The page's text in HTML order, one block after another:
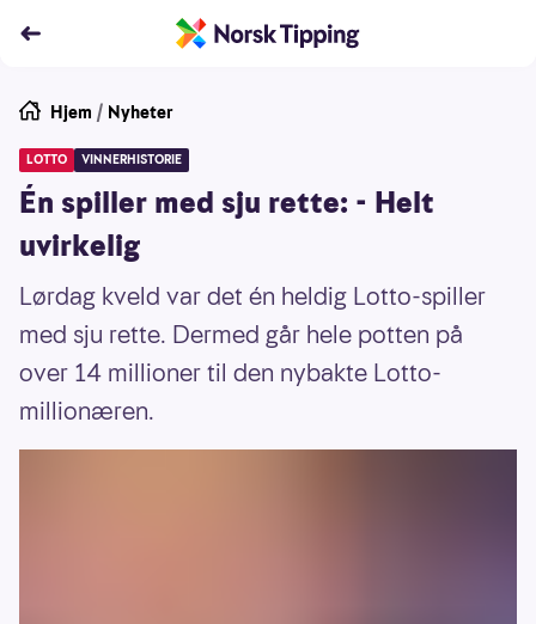
Hjem / Nyheter
LOTTO VINNERHISTORIE
Én spiller med sju rette: - Helt
uvirkelig
Lørdag kveld var det én heldig Lotto-spiller
med sju rette. Dermed går hele potten på
over 14 millioner til den nybakte Lotto-
millionæren.